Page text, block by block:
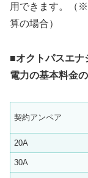
用できます。（
算の場合）
■オクトパスエナ
電力の基本料金
契約アンペア
20A
30A